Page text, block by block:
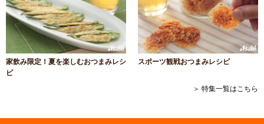
家飲み限定！夏を楽しむおつまみレシ
ピ
スポーツ観戦おつまみレシピ
＞ 特集一覧はこちら